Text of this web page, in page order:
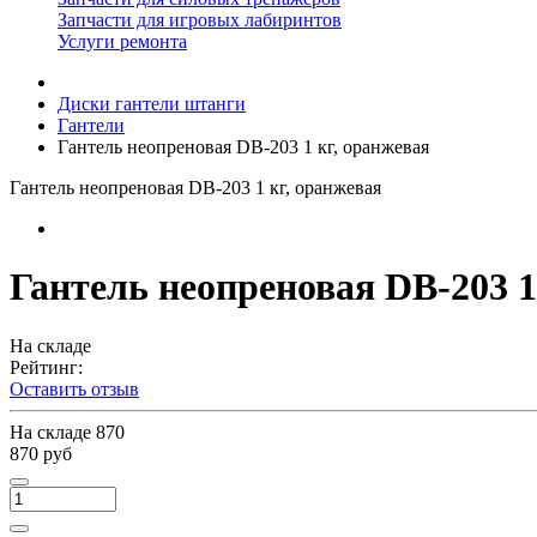
Запчасти для игровых лабиринтов
Услуги ремонта
Диски гантели штанги
Гантели
Гантель неопреновая DB-203 1 кг, оранжевая
Гантель неопреновая DB-203 1 кг, оранжевая
Гантель неопреновая DB-203
На складе
Рейтинг:
Оставить отзыв
На складе 870
870 руб